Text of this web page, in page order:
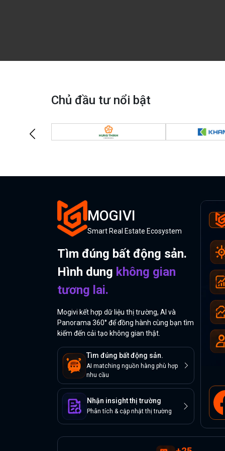
Chủ đầu tư nổi bật
MOGIVI
Smart Real Estate Ecosystem
Tìm đúng bất động sản.
Hình dung không gian
tương lai.
Mogivi kết hợp dữ liệu thị trường, AI và
Panorama 360° để đồng hành cùng bạn tìm
kiếm đến cải tạo không gian thật.
Tìm đúng bất động sản.
AI matching nguồn hàng phù hợp
nhu cầu
Nhận insight thị trường
Phân tích & cập nhật thị trường